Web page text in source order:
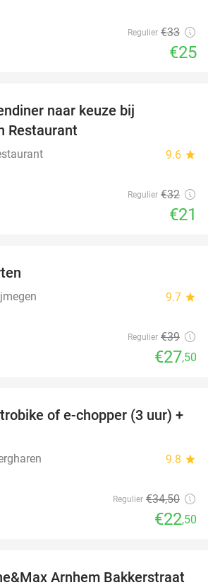
Regulier €33
€25
naar keuze bij
Restaurant
9.6 star
Regulier €32
€21
9.7 star
Regulier €39
€27,50
35%
of e-chopper (3 uur) +
9.8 star
Regulier €34,50
€22,50
Arnhem Bakkerstraat